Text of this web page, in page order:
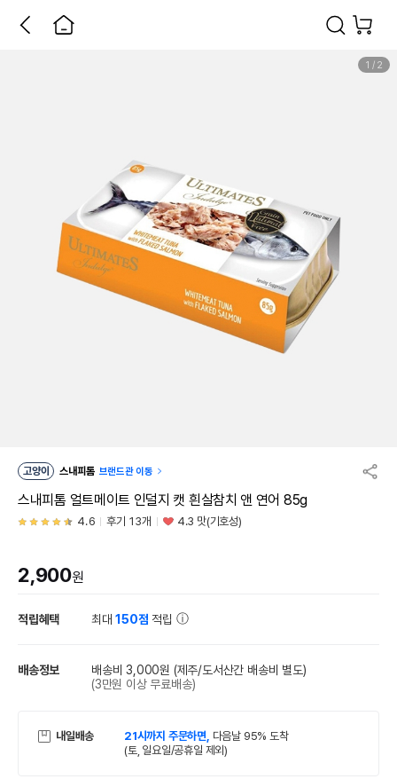
1 / 2
고양이 스내피톰 브랜드관 이동
스내피톰 얼트메이트 인덜지 캣 흰살참치 앤 연어 85g
4.6 후기 13개 4.3 맛(기호성)
2,900원
적립혜택 최대150점 적립
배송정보 배송비 3,000원 (제주/도서산간 배송비 별도)
(3만원 이상 무료배송)
내일배송 21시까지 주문하면, 다음날 95% 도착
(토, 일요일/공휴일 제외)